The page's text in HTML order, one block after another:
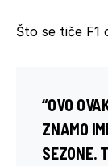
Što se tiče F1
“OVO
ZNAMO
SEZONE.